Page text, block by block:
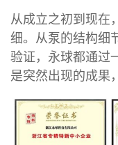
从成立之初到现在
细。从泵的结构细
验证，永球都通过
是突然出现的成果